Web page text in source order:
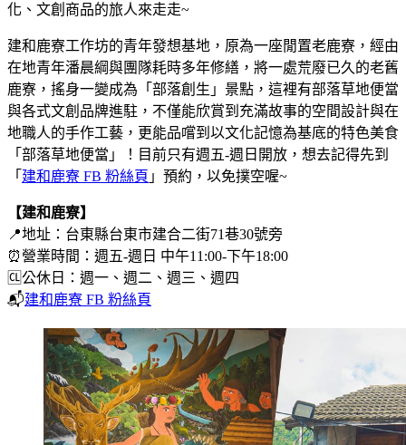
化、文創商品的旅人來走走~
建和鹿寮工作坊的青年發想基地，原為一座閒置老鹿寮，經由
在地青年潘晨綱與團隊耗時多年修繕，將一處荒廢已久的老舊
鹿寮，搖身一變成為「部落創生」景點，這裡有部落草地便當
與各式文創品牌進駐，不僅能欣賞到充滿故事的空間設計與在
地職人的手作工藝，更能品嚐到以文化記憶為基底的特色美食
「部落草地便當」！目前只有週五-週日開放，想去記得先到
「 建和鹿寮 FB 粉絲頁 」預約，以免撲空喔~
【建和鹿寮】
📍地址：台東縣台東市建合二街71巷30號旁
⏰營業時間：週五-週日 中午11:00-下午18:00
🆑公休日：週一、週二、週三、週四
📬建和鹿寮 FB 粉絲頁